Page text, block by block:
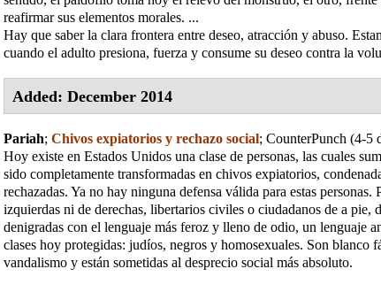
reafirmar sus elementos morales. ...
Hay que saber la clara frontera entre deseo, atracción y abuso.
cuando el adulto presiona, fuerza y consume su deseo contra la
Added: December 2014
Pariah; Chivos expiatorios y rechazo social; CounterPunch (4-5
Hoy existe en Estados Unidos una clase de personas, las cuales
sido completamente transformadas en chivos expiatorios,
rechazadas. Ya no hay ninguna defensa válida para estas personas.
izquierdas ni de derechas, libertarios civiles o ciudadanos de a pie,
denigradas con el lenguaje más feroz y lleno de odio, un lenguaje
clases hoy protegidas: judíos, negros y homosexuales. Son blanco
vandalismo y están sometidas al desprecio social más absoluto.